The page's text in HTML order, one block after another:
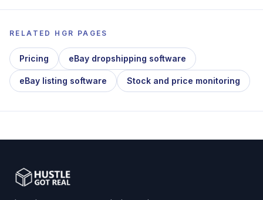
RELATED HGR PAGES
Pricing eBay dropshipping software
eBay listing software Stock and price monitoring